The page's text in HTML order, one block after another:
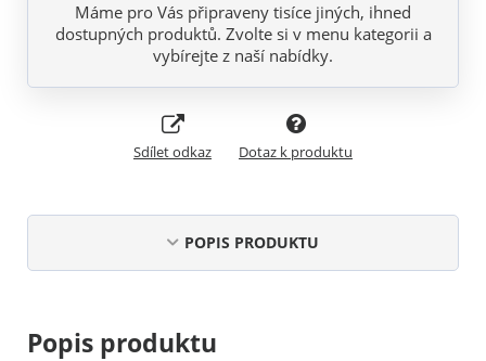
Máme pro Vás připraveny tisíce jiných, ihned
dostupných produktů. Zvolte si v menu kategorii a
vybírejte z naší nabídky.
Sdílet odkaz Dotaz k produktu
POPIS PRODUKTU
Popis produktu